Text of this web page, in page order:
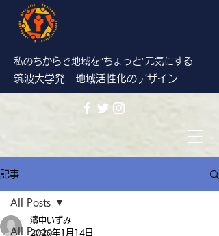
私のちからで地域を”ちょっと”元気にする
筑波大学発 地域活性化のデザイン
記事
All Posts
All Posts
濱中いずみ
2020年1月14日